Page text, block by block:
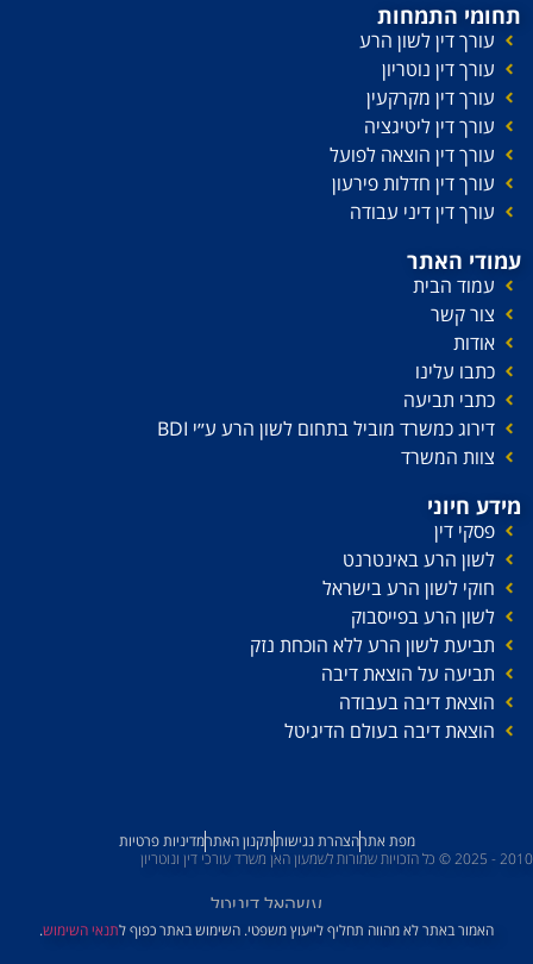
תחומי התמחות
עורך דין לשון הרע
עורך דין נוטריון
עורך דין מקרקעין
עורך דין ליטיגציה
עורך דין הוצאה לפועל
עורך דין חדלות פירעון
עורך דין דיני עבודה
עמודי האתר
עמוד הבית
צור קשר
אודות
כתבו עלינו
כתבי תביעה
דירוג כמשרד מוביל בתחום לשון הרע ע׳׳י BDI
צוות המשרד
מידע חיוני
פסקי דין
לשון הרע באינטרנט
חוקי לשון הרע בישראל
לשון הרע בפייסבוק
תביעת לשון הרע ללא הוכחת נזק
תביעה על הוצאת דיבה
הוצאת דיבה בעבודה
הוצאת דיבה בעולם הדיגיטל
מפת אתרהצהרת נגישותתקנון האתרמדיניות פרטיות
2010 - 2025 © כל הזכויות שמורות לשמעון האן משרד עורכי דין ונוטריון
עשהאל דיגיטל
האמור באתר לא מהווה תחליף לייעוץ משפטי. השימוש באתר כפוף לתנאי השימוש.